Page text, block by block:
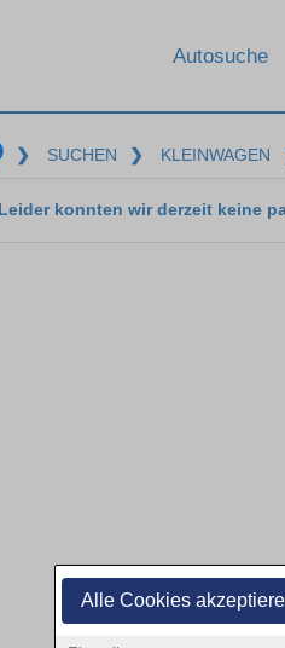
Alle Cookies
Autosuche
❯ SUCHEN ❯ KLEINWAGEN
Leider konnten wir derzeit keine